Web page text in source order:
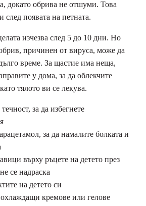
докато обрива не отшуми. Това
след появата на петната.
изчезва след 5 до 10 дни. Но
причинен от вируса, може да
време. За щастие има неща,
у дома, за да облекчите
тялото ви се лекува.
за да избегнете
за да намалите болката и
върху ръцете на детето през
се надраска
на детето си
охлаждащи кремове или гелове